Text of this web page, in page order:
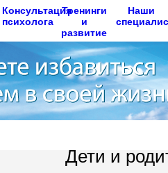
Консультация
психолога
Тренинги
и
развитие
Наши
Дети и